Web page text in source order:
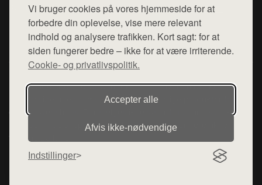
Vi bruger cookies på vores hjemmeside for at
forbedre din oplevelse, vise mere relevant
indhold og analysere trafikken. Kort sagt: for at
siden fungerer bedre – ikke for at være irriterende.
Cookie- og privatlivspolitik.
Accepter alle
Afvis ikke‑nødvendige
Indstillinger
Kontakt
Mail:hej@want.dk
Cookie- og privatlivspolitik
Denne side er en del af want.dk, der udgiver en række
hjemmesider med præsentation af forskellige produkter fra
diverse webshops. Der sælges ikke varer fra denne side - vi
henviser til de shops, som sælger varen. Vi har heller ikke
varerne på lager.
© 2026 kompetencecenter-silkeborg.dk. Alle rettigheder